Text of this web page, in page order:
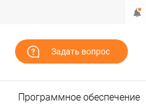
Задать вопрос
Программное обеспечение